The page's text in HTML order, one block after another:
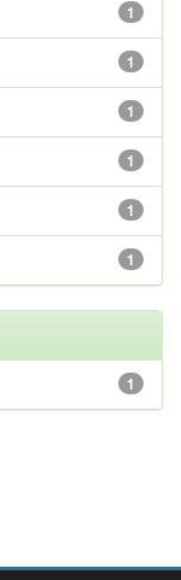
1
1
1
1
1
1
1